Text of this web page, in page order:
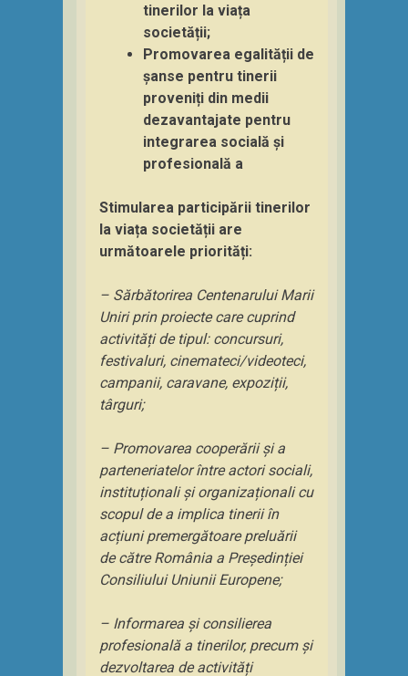
tinerilor la viața
societății;
Promovarea egalității de
șanse pentru tinerii
proveniți din medii
dezavantajate pentru
integrarea socială și
profesională a
Stimularea participării tinerilor
la viața societății are
următoarele priorități:
– Sărbătorirea Centenarului Marii
Uniri prin proiecte care cuprind
activități de tipul: concursuri,
festivaluri, cinemateci/videoteci,
campanii, caravane, expoziții,
târguri;
– Promovarea cooperării și a
parteneriatelor între actori sociali,
instituționali și organizaționali cu
scopul de a implica tinerii în
acțiuni premergătoare preluării
de către România a Președinției
Consiliului Uniunii Europene;
– Informarea și consilierea
profesională a tinerilor, precum și
dezvoltarea de activități